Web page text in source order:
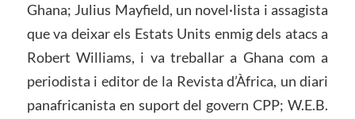
Ghana; Julius Mayfield, un novel·lista i assagista
que va deixar els Estats Units enmig dels atacs a
Robert Williams, i va treballar a Ghana com a
periodista i editor de la Revista d’Àfrica, un diari
panafricanista en suport del govern CPP; W.E.B.